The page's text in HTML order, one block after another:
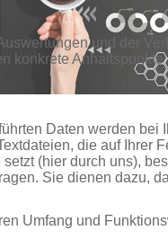
und der
konkrete
Daten werden
die auf Ihrer
(hier durch uns),
Sie dienen dazu,
Umfang und